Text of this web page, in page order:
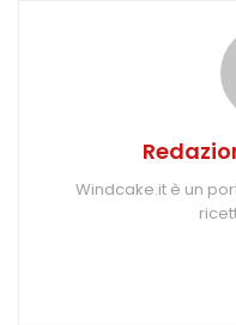
Windcake.it è un